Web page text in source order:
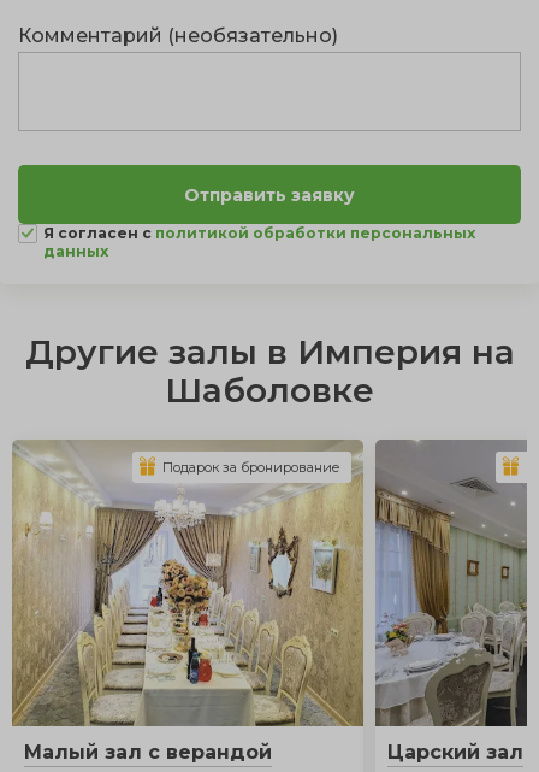
Комментарий (необязательно)
Я согласен с политикой обработки персональных
данных
Другие залы в Империя на
Шаболовке
Малый зал с верандой
Подарок за бронирование
Царский зал